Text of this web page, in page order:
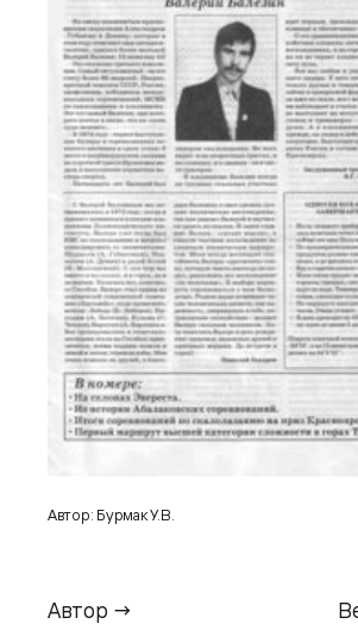
Автор: Бурмак У.В.
Автор →